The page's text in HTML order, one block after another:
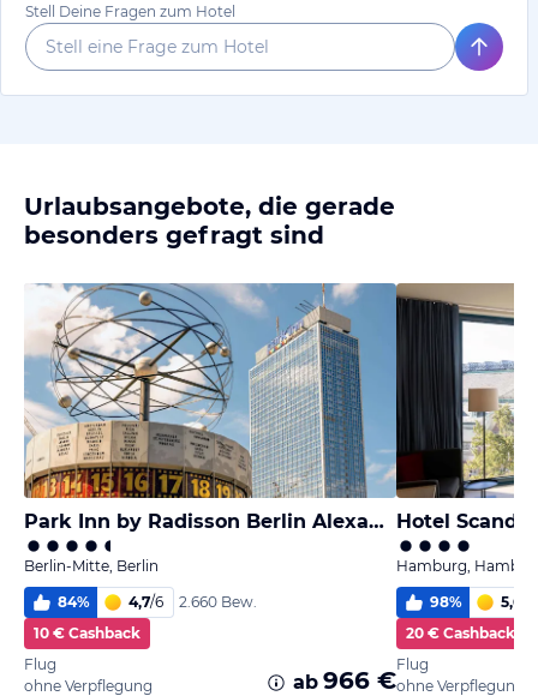
Stell Deine Fragen zum Hotel
Urlaubsangebote, die gerade
besonders gefragt sind
Park Inn by Radisson Berlin Alexanderplatz
Berlin-Mitte, Berlin
84% 4,7/6
2.660 Bew.
10 € Cashback
Flug
ohne Verpflegung
ab 966 €
Hotel
Hamburg,
98% 5,6
20 € Cashback
Flug
ohne Verpflegung